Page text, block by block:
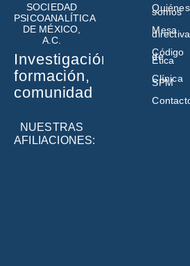
SOCIEDAD
PSICOANALÍTICA
DE MÉXICO,
A.C.
Investigación,
formación,
comunidad
NUESTRAS
AFILIACIONES:
Quiénes
somos
Mesa
directiva
Código
de
Ética
Clínica
SPM